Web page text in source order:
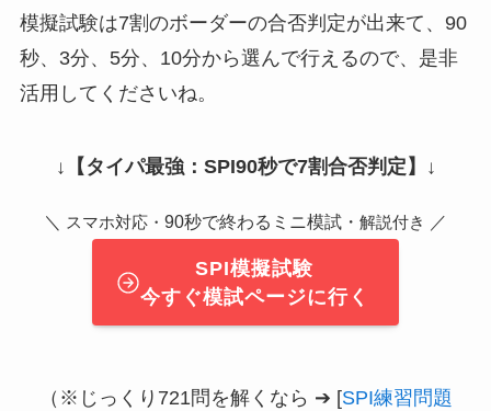
模擬試験は7割のボーダーの合否判定が出来て、90
秒、3分、5分、10分から選んで行えるので、是非
活用してくださいね。
↓ 【タイパ最強：SPI90秒で7割合否判定】 ↓
＼ スマホ対応・ 90秒で終わるミニ模試・ 解説付き ／
SPI模擬試験
今すぐ模試ページに行く
（※じっくり721問を解くなら ➔ [SPI練習問題